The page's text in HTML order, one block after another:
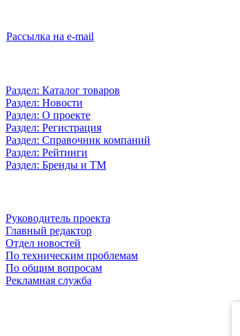
Рассылка на e-mail
Раздел: Каталог товаров
Раздел: Новости
Раздел: О проекте
Раздел: Регистрация
Раздел: Справочник компаний
Раздел: Рейтинги
Раздел: Бренды и ТМ
Руководитель проекта
Главный редактор
Отдел новостей
По техническим проблемам
По общим вопросам
Рекламная служба